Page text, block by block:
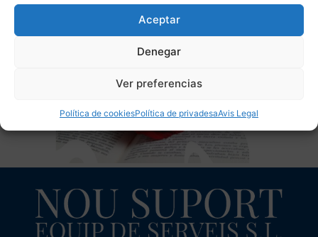
Aceptar
Denegar
Ver preferencias
Política de cookiesPolítica de privadesaAvis Legal